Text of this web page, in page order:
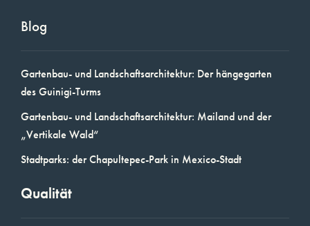
Blog
Gartenbau- und Landschaftsarchitektur: Der hängegarten
des Guinigi-Turms
Gartenbau- und Landschaftsarchitektur: Mailand und der
„Vertikale Wald“
Stadtparks: der Chapultepec-Park in Mexico-Stadt
Qualität